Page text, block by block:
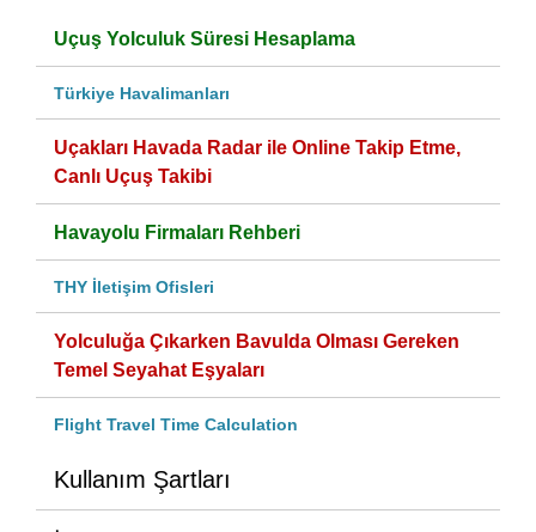
Uçuş Yolculuk Süresi Hesaplama
Türkiye Havalimanları
Uçakları Havada Radar ile Online Takip Etme,
Canlı Uçuş Takibi
Havayolu Firmaları Rehberi
THY İletişim Ofisleri
Yolculuğa Çıkarken Bavulda Olması Gereken
Temel Seyahat Eşyaları
Flight Travel Time Calculation
Kullanım Şartları